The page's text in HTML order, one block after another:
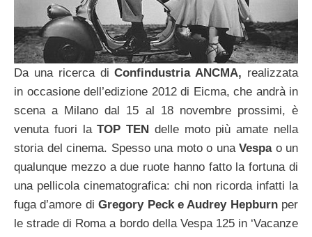
Da una ricerca diConfindustria ANCMA, realizzata
in occasione dell’edizione 2012 di Eicma, che andrà in
scena a Milano dal 15 al 18 novembre prossimi, è
venuta fuori laTOP TEN delle moto più amate nella
storia del cinema. Spesso una moto o una Vespao un
qualunque mezzo a due ruote hanno fatto la fortuna di
una pellicola cinematografica: chi non ricorda infatti la
fuga d’amore diGregory Peck e Audrey Hepburnper
le strade di Roma a bordo della Vespa 125 in ‘Vacanze